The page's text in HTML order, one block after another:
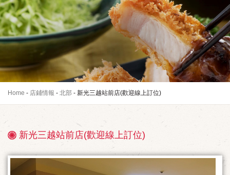
Home - 店鋪情報 - 北部 - 新光三越站前店(歡迎線上訂位)
店
鋪
新光三越站前店(歡迎線上訂位)